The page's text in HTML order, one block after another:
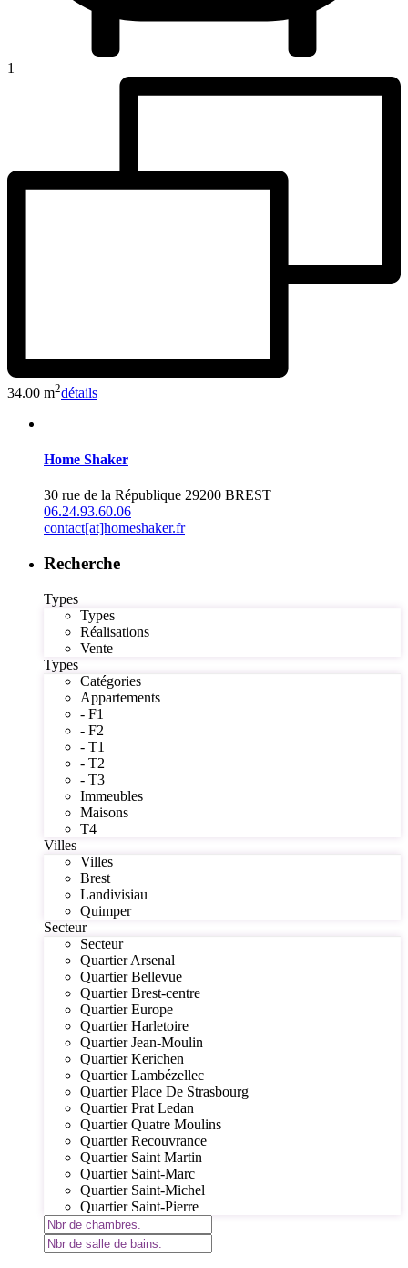
1
34.00 m2détails
Home Shaker
30 rue de la République 29200 BREST
06.24.93.60.06
contact[at]homeshaker.fr
Recherche
Types
Types
Réalisations
Vente
Types
Catégories
Appartements
- F1
- F2
- T1
- T2
- T3
Immeubles
Maisons
T4
Villes
Villes
Brest
Landivisiau
Quimper
Secteur
Secteur
Quartier Arsenal
Quartier Bellevue
Quartier Brest-centre
Quartier Europe
Quartier Harletoire
Quartier Jean-Moulin
Quartier Kerichen
Quartier Lambézellec
Quartier Place De Strasbourg
Quartier Prat Ledan
Quartier Quatre Moulins
Quartier Recouvrance
Quartier Saint Martin
Quartier Saint-Marc
Quartier Saint-Michel
Quartier Saint-Pierre